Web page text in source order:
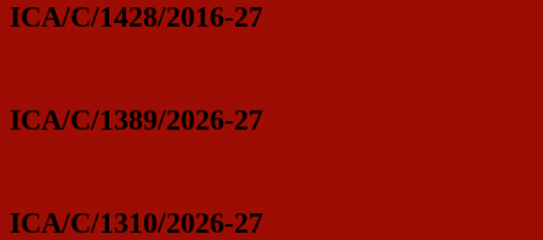
ICA/C/1428/2016-27
ICA/C/1389/2026-27
ICA/C/1310/2026-27